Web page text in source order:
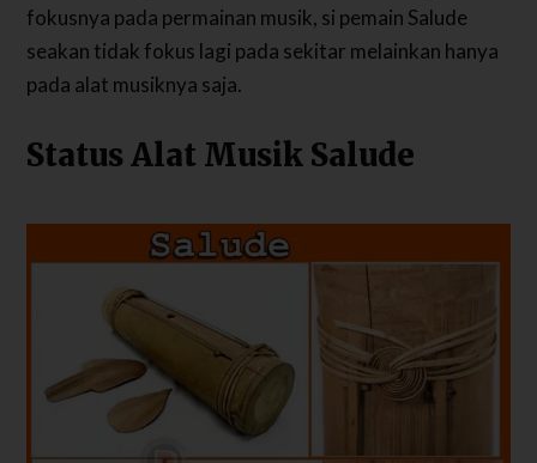
fokusnya pada permainan musik, si pemain Salude
seakan tidak fokus lagi pada sekitar melainkan hanya
pada alat musiknya saja.
Status Alat Musik Salude